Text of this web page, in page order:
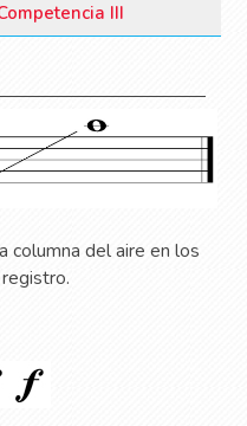
III
columna del aire en los